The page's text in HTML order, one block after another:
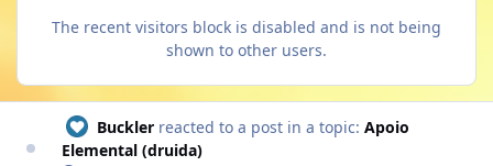
The recent visitors block is disabled and is not being
shown to other users.
Buckler reacted to a post in a topic: Apoio
Elemental (druida)